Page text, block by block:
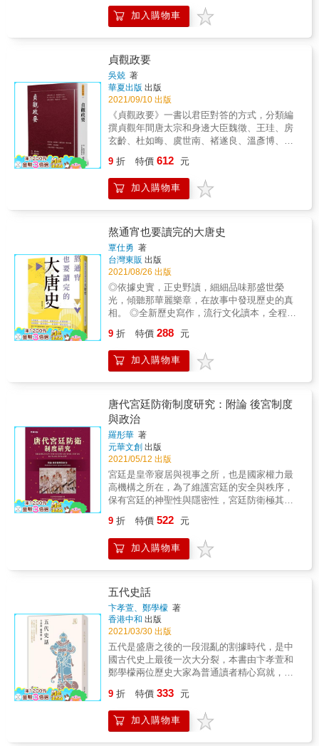
在歷史的漫長河流中，他的貢獻仍然比比皆
是。隋文帝用短短數十年，建立了詳盡的體
制，範圍涉及政治制度、社會制度、法律制
朝，甚至是清朝的體制，正如清代王夫之所
言，隋「以立法而施及唐宋」，在中國數千年
的歷史中，隋朝雖無曇花一現，但她留下的制
度，在在肯定了隋朝是個華麗燦爛的時代。 本
書全面且系統性的敘述了隋文帝建立隋王朝、
一統中原的過程。詳盡了分析他的各項治國方
針或成效，並在這個基礎上對他的歷史作用做
帝與隋朝的重要著作，一探隋文帝的人生，並
給予其最客觀的評價。 本書特色 1.史料考證詳
實，全面呈現隋文帝統治時期的狀況 2.探究隋
格 好評推薦 專文導讀 「綜觀本書，作者著重
從「人與權力」關係描繪隋文帝的一生。書中
描述根基不深厚的楊堅，在權力漩渦裡獲大
位，戰兢地鞏固權力，又通過精心規劃的謀
略，以最小代價分化突厥的威脅，開啟日本學
者所謂「東亞世界帝國」的序幕。
&hellip;&hellip;本書引用史料豐富，加上必須深
究國制變動，本不利於傳記的通俗性和可讀
性，但作者流暢的思路和文筆，令人讀來不
性，我願鄭重向讀者推薦這本啟人智慧、發人
深省的好書，相信必能承擔開卷有益之古
訓。」──政治大學歷史系教授 王德權
的展開。 中國官僚體系的組織，自秦、漢以來
就是通才型，直到唐代為了一時財政上需求，
帝國的財經典籍，此時早已不管用，也因此產
生創新空間，同時也遭遇「低稅理想」這種傳
統文化價值的阻力。 低稅理想就像兩面刃，無
限上綱的結果，固然可遏抑財經官橫徵暴斂式
的胡作非為，但也可能使任何有創意的理財手
段不得提出。在唐代中晚期，當商業產能達到
國家總生產力的一定比重時，仍以此名義禁止
開拓徵收商稅。 可是當國家遭逢戰爭、天災，
或因皇家工程所導致的巨大人禍時，財經官或
為，這些作為會被士大夫集團的輿論視同干犯
文化價值的財政手段，造成財經技術官僚終究
不為通才型官僚體系所容，弄得內部烈火焚
天，一百多年仍紛擾不定。皇權、官僚，以及
控扼理財的文化價值等因素盤根錯節，因而譜
出了唐代財經技術官僚雛型的出現，以及文化
政治衝突這幕歷史大戲。 本書特色 ◎封面圖
片：「乾元重寶」，理財家第五琦賴以解決戰
時財政的利器，想以低價換回開元通寶，形同
政府運用財務槓桿大套民間財利。這種政府搶
民間錢政策收到一時解決財務赤字的效益。
加入購物車
貞觀政要
吳兢 著
華夏出版 出版
2021/09/10 出版
《貞觀政要》一書以君臣對答的方式，分類編
撰貞觀年間唐太宗和身邊大臣魏徵、王珪、房
玄齡、杜如晦、虞世南、褚遂良、溫彥博、劉
四十五人的政論，方便後人參考前人經驗，以
古為鏡，擇善而從。
9 折 特價 612 元
加入購物車
熬通宵也要讀完的大唐史
覃仕勇 著
台灣東販 出版
2021/08/26 出版
◎依據史實，正史野讀，細細品味那盛世榮
光，傾聽那華麗樂章，在故事中發現歷史的真
相。 ◎全新歷史寫作，流行文化讀本，全程講
朝盛世傳奇，重現長安人文薈萃風貌。多角度
探索歷史，生動有趣，展現唐朝三百年間的文
明與野蠻、權力與戰爭、陰謀與愛情、浪漫與
萬國來朝； 然而，盛世的背影之下藏著陰謀和
血腥，鼎盛之後是戰亂和凋敝。 斷壁殘垣，一
抹餘暉，殘存那盛世的榮光。 這是一本歷史類
通俗讀物。在中國的歷史裡，漢家雄魂，唐家
氣魄令人神往！這兩個王朝都是建立在短命大
一統王朝滅亡的基礎上的，都很好地汲取了前
朝滅亡的歷史教訓，加強中央集權，致力於發
展生產，積極開邊拓土，迎來鼎極盛世。與漢
朝相較，唐朝經濟的科技、文化、藝術更呈現
出多元化、開放性等特點，而且氣度恢宏，與
史》即注重於這些方面的介紹，以便讓讀者更
好的瞭解唐朝的鼎盛歷史。 ～本書精彩解讀～
◎李世民篡改史書 李世民之篡改史書，乃是有
宮」的罪惡，鼓勵史官大書特書誅兄殺弟細
節，目的是以此掩彼，擾亂和遮掩後世人的耳
目。 ◎武則天的不光彩紀錄 武則天是一個非常
歹毒的女皇帝。當初，為了當上皇后，她不惜
親手掐死自己的親生女兒，堪稱狠人、毒人、
強人。她在當上皇帝後，在任用官員問題上，
創造了一項紀錄：換人最多，速度最快。 ◎劉
盟，已站在道義的反面，又招來了幾至滅亡大
禍，人心動搖。為了挽回人心，就只有把罪狀
反扣到劉備的頭上了。所以說，所謂借荊州，
很可能是孫權為了不授人予撕毀同盟、偷襲荊
9 折 特價 288 元
加入購物車
唐代宮廷防衛制度研究：附論 後宮制度
與政治
羅彤華 著
元華文創 出版
2021/05/12 出版
宮廷是皇帝寢居與視事之所，也是國家權力最
高機構之所在，為了維護宮廷的安全與秩序，
保有宮廷的神聖性與隱密性，宮廷防衛極其重
吏入宮與車馬僕從的管理、宮廷防衛體系的建
構及其演變、宮中的監獄等面向，說明唐朝如
何佈下宮廷防護網，並以稽查嚴管，強化宮廷
宮的兩個群體&mdash;宮官與宮女。女主專政
時其權力的堅強後盾，就是其背後有以宮官為
主的宮婦群體。宮女身分雖卑賤，但連結的人
際網絡甚廣，在宮廷變局中的群體動向與派別
勢力，常對事件有不小的影響力。 & 本書特色
宮廷學的內容複雜多變，本書從宮廷防衛與後
宮政治兩個角度，窥探宮廷學的奧祕。
9 折 特價 522 元
加入購物車
五代史話
卞孝萱、鄭學檬 著
香港中和 出版
2021/03/30 出版
五代是盛唐之後的一段混亂的割據時代，是中
國古代史上最後一次大分裂，本書由卞孝萱和
鄭學檬兩位歷史大家為普通讀者精心寫就，分
業、民族交往和文化藝術等各個方面。體例清
晰，內容簡明，深入淺出，書中論述除有紮實
的文獻史料依據外，還注意吸收相關考古成
9 折 特價 333 元
加入購物車